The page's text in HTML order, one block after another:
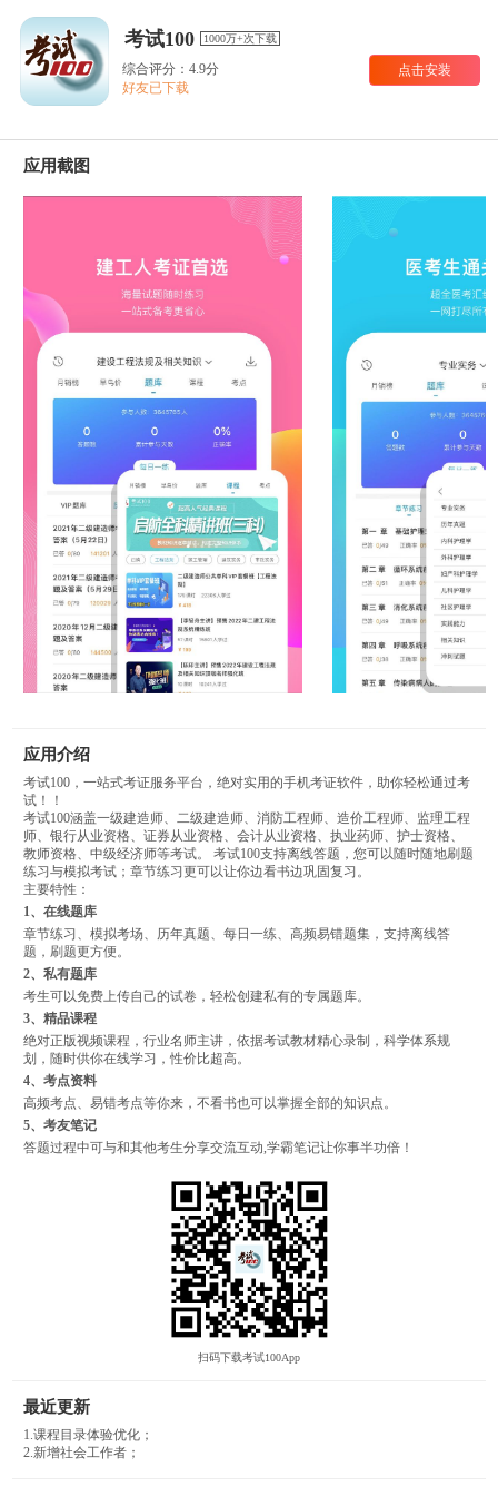
考试100 1000万+次下载
综合评分：4.9分
好友已下载
点击安装
应用截图
应用介绍
考试100，一站式考证服务平台，绝对实用的手机考证软件，助你轻松通过考
试！！
考试100涵盖一级建造师、二级建造师、消防工程师、造价工程师、监理工程
师、银行从业资格、证券从业资格、会计从业资格、执业药师、护士资格、
教师资格、中级经济师等考试。 考试100支持离线答题，您可以随时随地刷题
练习与模拟考试；章节练习更可以让你边看书边巩固复习。
主要特性：
1、在线题库
章节练习、模拟考场、历年真题、每日一练、高频易错题集，支持离线答
题，刷题更方便。
2、私有题库
考生可以免费上传自己的试卷，轻松创建私有的专属题库。
3、精品课程
绝对正版视频课程，行业名师主讲，依据考试教材精心录制，科学体系规
划，随时供你在线学习，性价比超高。
4、考点资料
高频考点、易错考点等你来，不看书也可以掌握全部的知识点。
5、考友笔记
答题过程中可与和其他考生分享交流互动,学霸笔记让你事半功倍！
扫码下载考试100App
最近更新
1.课程目录体验优化；
2.新增社会工作者；